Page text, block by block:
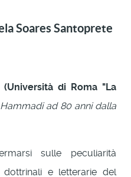
Soares Santoprete
di Roma "La
ad 80 anni dalla
sulle peculiarità
dottrinali e letterarie del